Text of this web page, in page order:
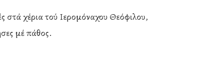
στά χέρια τού Ιερομόναχου Θεόφιλου,
μέ πάθος.